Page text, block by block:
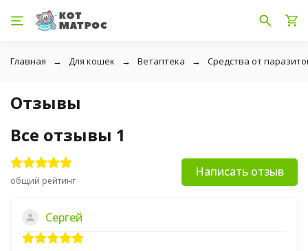
Главная Для кошек Ветаптека Средства от
Отзывы
Все отзывы 1
общий рейтинг
Написать отзыв
Сергей